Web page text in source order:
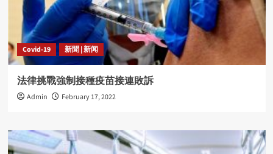
Covid-19 新聞 | 新闻
法律挑戰強制接種疫苗接連敗訴
Admin February 17, 2022